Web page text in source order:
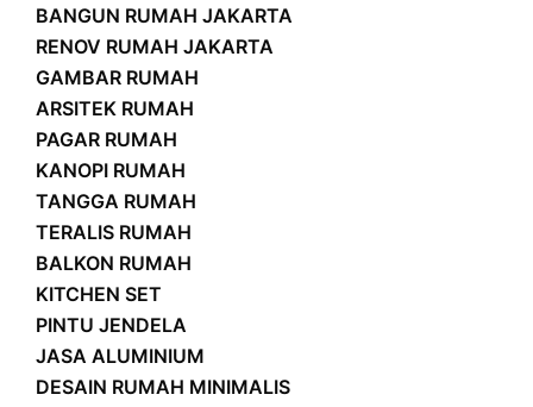
BANGUN RUMAH JAKARTA
RENOV RUMAH JAKARTA
GAMBAR RUMAH
ARSITEK RUMAH
PAGAR RUMAH
KANOPI RUMAH
TANGGA RUMAH
TERALIS RUMAH
BALKON RUMAH
KITCHEN SET
PINTU JENDELA
JASA ALUMINIUM
DESAIN RUMAH MINIMALIS